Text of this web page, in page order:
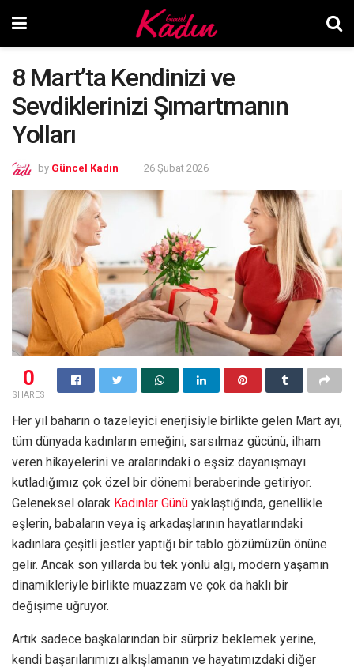
8 Mart’ta Kendinizi ve
Sevdiklerinizi Şımartmanın
Yolları
by Güncel Kadın 26 Şubat 2026
0
SHARES
Her yıl baharın o tazeleyici enerjisiyle birlikte gelen Mart ayı,
tüm dünyada kadınların emeğini, sarsılmaz gücünü, ilham
veren hikayelerini ve aralarındaki o eşsiz dayanışmayı
kutladığımız çok özel bir dönemi beraberinde getiriyor.
Geleneksel olarak Kadınlar Günü yaklaştığında, genellikle
eşlerin, babaların veya iş arkadaşlarının hayatlarındaki
kadınlara çeşitli jestler yaptığı bir tablo gözümüzün önüne
gelir. Ancak son yıllarda bu tek yönlü algı, modern yaşamın
dinamikleriyle birlikte muazzam ve çok da haklı bir
değişime uğruyor.
Artık sadece başkalarından bir sürpriz beklemek yerine,
kendi başarılarımızı alkışlamanın ve hayatımızdaki diğer